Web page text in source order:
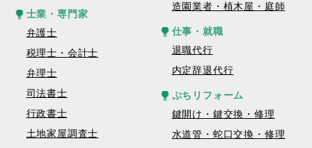
士業・専門家
弁護士
税理士・会計士
弁理士
司法書士
行政書士
土地家屋調査士
造園業者・植木屋・庭師
仕事・就職
退職代行
内定辞退代行
ぷちリフォーム
鍵開け・鍵交換・修理
水道管・蛇口交換・修理